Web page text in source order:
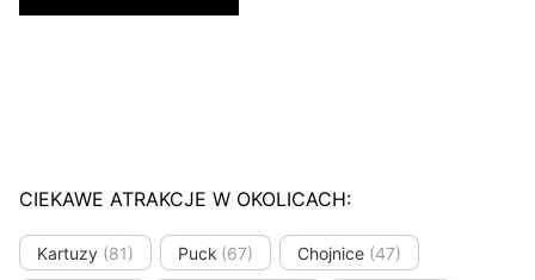
CIEKAWE ATRAKCJE W OKOLICACH:
Kartuzy (81) Puck (67) Chojnice (47)